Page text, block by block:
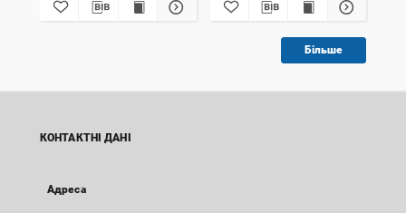
Більше
КОНТАКТНІ ДАНІ
Адреса